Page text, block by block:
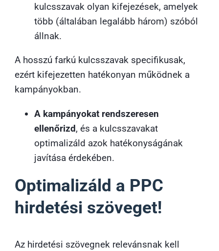
kulcsszavak olyan kifejezések, amelyek
több (általában legalább három) szóból
állnak.
A hosszú farkú kulcsszavak specifikusak,
ezért kifejezetten hatékonyan működnek a
kampányokban.
A kampányokat rendszeresen
ellenőrizd, és a kulcsszavakat
optimalizáld azok hatékonyságának
javítása érdekében.
Optimalizáld a PPC
hirdetési szöveget!
Az hirdetési szövegnek relevánsnak kell